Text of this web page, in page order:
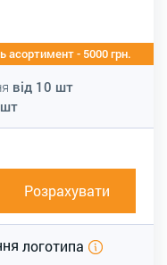
асортимент - 5000 грн.
від 10 шт
шт
Розрахувати
логотипа